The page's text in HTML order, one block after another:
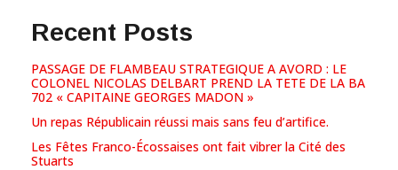
Recent Posts
PASSAGE DE FLAMBEAU STRATEGIQUE A AVORD : LE
COLONEL NICOLAS DELBART PREND LA TETE DE LA BA
702 « CAPITAINE GEORGES MADON »
Un repas Républicain réussi mais sans feu d’artifice.
Les Fêtes Franco-Écossaises ont fait vibrer la Cité des
Stuarts